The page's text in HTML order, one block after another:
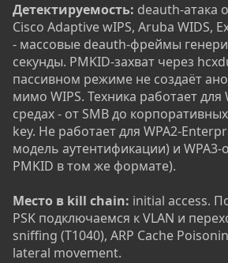
Детектируемость: deauth-атака
Cisco Adaptive wIPS, Aruba WIDS,
- массовые deauth-фреймы
секунды. PMKID-захват через
пассивном режиме не создаёт
мимо WIPS. Техника работает для
средах - от SMB до
key. Не работает для WPA2-
модель аутентификации) и WPA3-
PMKID в том же формате).
Место в kill chain: initial access.
PSK подключаемся к VLAN и
sniffing (T1040), ARP Cache
lateral movement.